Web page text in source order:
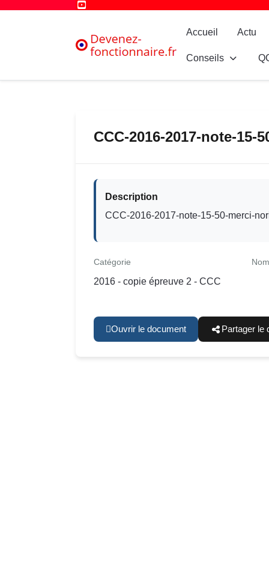
Accueil Actu
Conseils
CCC-2016-2017-note-15-
Description
CCC-2016-2017-note-15-50-merci-
Catégorie
2016 - copie épreuve 2 - CCC
Ouvrir le document Partager le